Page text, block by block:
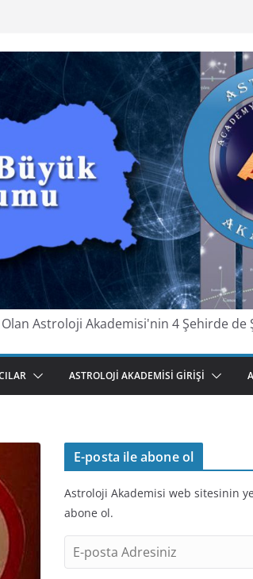
Astroloji Akademisi'nin 4 Şehirde de
ASTROLOJI AKADEMISI GIRIŞI
E-posta ile abone ol
Astroloji Akademisi web sitesinin
abone ol.
-